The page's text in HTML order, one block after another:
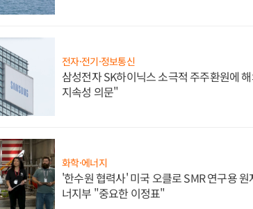
전자·전기·정보통신
삼성전자 SK하이닉스 소극적 주주환원에
지속성 의문"
화학·에너지
'한수원 협력사' 미국 오클로 SMR 연구용
너지부 "중요한 이정표"